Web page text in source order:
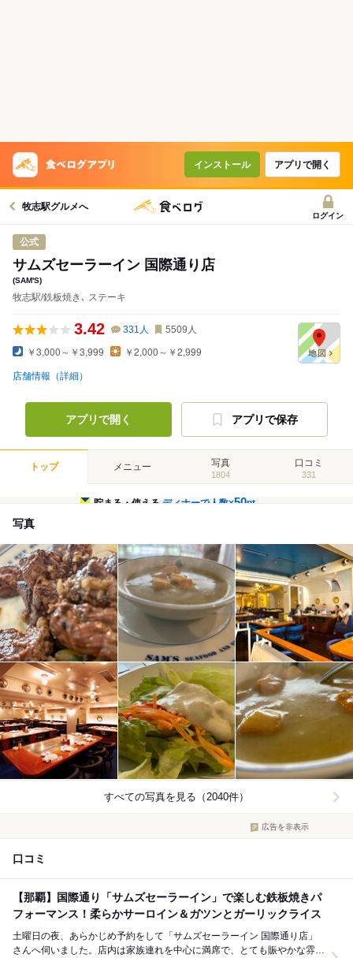
インストール アプリで開く
牧志駅グルメへ
ログイン
公式
サムズセーラーイン 国際通り店
(SAM'S)
牧志駅/鉄板焼き､ ステーキ
3.42 331 人 5509 人
￥3,000～￥3,999 ￥2,000～￥2,999
店舗情報（詳細）
アプリで開く アプリで保存
トップ メニュー 写真
1804
口コミ
331
貯まる・使えるディナーで人数×50pt
写真
すべての写真を見る（2040件）
広告を非表示
口コミ
【那覇】国際通り「サムズセーラーイン」で楽しむ鉄板焼きパ
フォーマンス！柔らかサーロイン＆ガツンとガーリックライス
土曜日の夜、あらかじめ予約をして「サムズセーラーイン 国際通り店」
さんへ伺いました。店内は家族連れを中心に満席で、とても賑やかな雰囲